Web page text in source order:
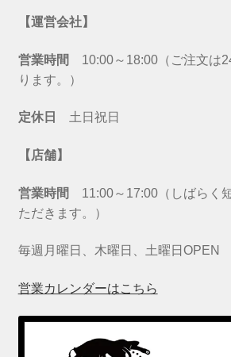
【運営会社】
営業時間 10:00～18:00（ご注文は
ります。）
定休日 土日祝日
【店舗】
営業時間 11:00～17:00（しばらく
ただきます。）
毎週月曜日、木曜日、土曜日OPEN
営業カレンダーはこちら